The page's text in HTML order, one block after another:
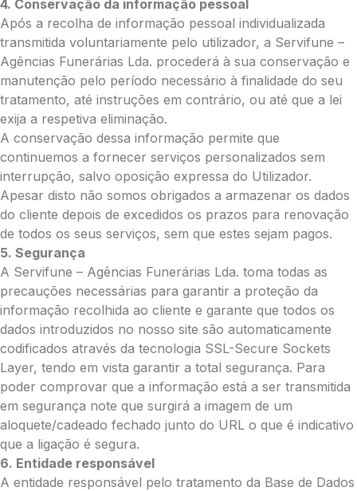
4. Conservação da informação pessoal
Após a recolha de informação pessoal individualizada
transmitida voluntariamente pelo utilizador, a Servifune –
Agências Funerárias Lda. procederá à sua conservação e
manutenção pelo período necessário à finalidade do seu
tratamento, até instruções em contrário, ou até que a lei
exija a respetiva eliminação.
A conservação dessa informação permite que
continuemos a fornecer serviços personalizados sem
interrupção, salvo oposição expressa do Utilizador.
Apesar disto não somos obrigados a armazenar os dados
do cliente depois de excedidos os prazos para renovação
de todos os seus serviços, sem que estes sejam pagos.
5. Segurança
A Servifune – Agências Funerárias Lda. toma todas as
precauções necessárias para garantir a proteção da
informação recolhida ao cliente e garante que todos os
dados introduzidos no nosso site são automaticamente
codificados através da tecnologia SSL-Secure Sockets
Layer, tendo em vista garantir a total segurança. Para
poder comprovar que a informação está a ser transmitida
em segurança note que surgirá a imagem de um
aloquete/cadeado fechado junto do URL o que é indicativo
que a ligação é segura.
6. Entidade responsável
A entidade responsável pelo tratamento da Base de Dados